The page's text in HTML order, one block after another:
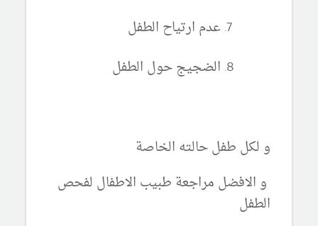
عدم ارتياح الطفل
الضجيج حول الطفل
و لكل طفل حالته الخاصة
و الافضل مراجعة طبيب الاطفال لفحص
الطفل